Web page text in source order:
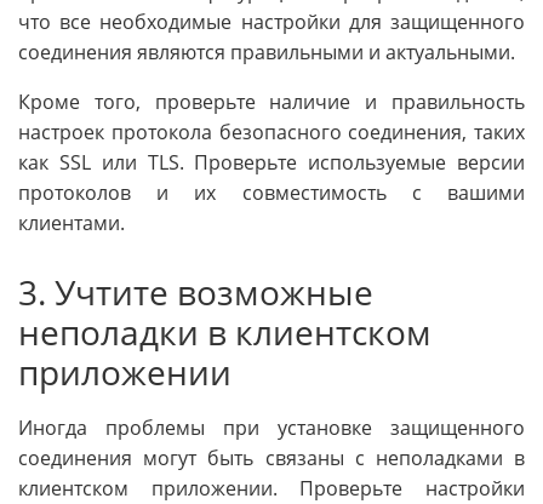
что все необходимые настройки для защищенного
соединения являются правильными и актуальными.
Кроме того, проверьте наличие и правильность
настроек протокола безопасного соединения, таких
как SSL или TLS. Проверьте используемые версии
протоколов и их совместимость с вашими
клиентами.
3. Учтите возможные
неполадки в клиентском
приложении
Иногда проблемы при установке защищенного
соединения могут быть связаны с неполадками в
клиентском приложении. Проверьте настройки